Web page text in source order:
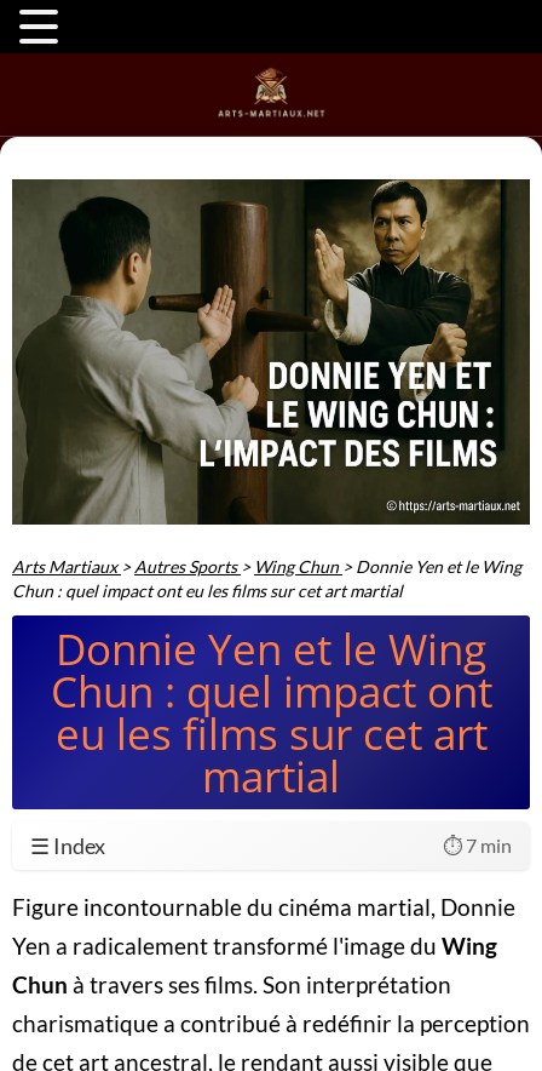
Arts Martiaux >Autres Sports > Wing Chun >Donnie Yen et le Wing
Chun : quel impact ont eu les films sur cet art martial
Donnie Yen et le Wing
Chun : quel impact ont
eu les films sur cet art
martial
☰ Index ⏱️ 7 min
Figure incontournable du cinéma martial, Donnie
Yen a radicalement transformé l'image du Wing
Chun à travers ses films. Son interprétation
charismatique a contribué à redéfinir la perception
de cet art ancestral, le rendant aussi visible que